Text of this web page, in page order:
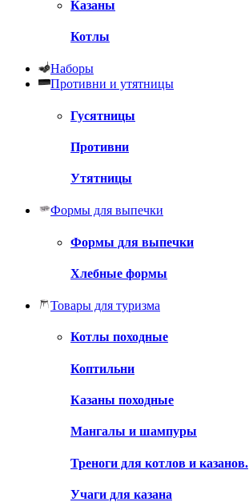
Казаны
Котлы
Наборы
Противни и утятницы
Гусятницы
Противни
Утятницы
Формы для выпечки
Формы для выпечки
Хлебные формы
Товары для туризма
Котлы походные
Коптильни
Казаны походные
Мангалы и шампуры
Треноги для котлов и казанов.
Учаги для казана